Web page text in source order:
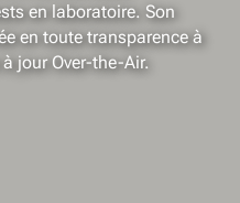
en laboratoire. Son
en toute transparence à
jour Over-the-Air.